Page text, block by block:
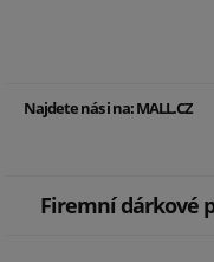
Najdete nás i na:MALL.CZ
Firemní dárkové